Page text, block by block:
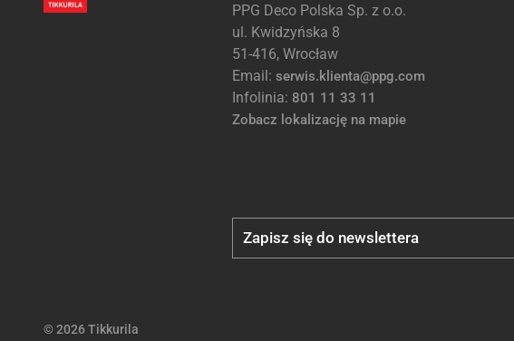
PPG Deco Polska Sp. z o.o.
ul. Kwidzyńska 8
51-416, Wrocław
Email: serwis.klienta@ppg.com
Infolinia: 801 11 33 11
Zobacz lokalizację na mapie
Zapisz się do newslettera
© 2026 Tikkurila